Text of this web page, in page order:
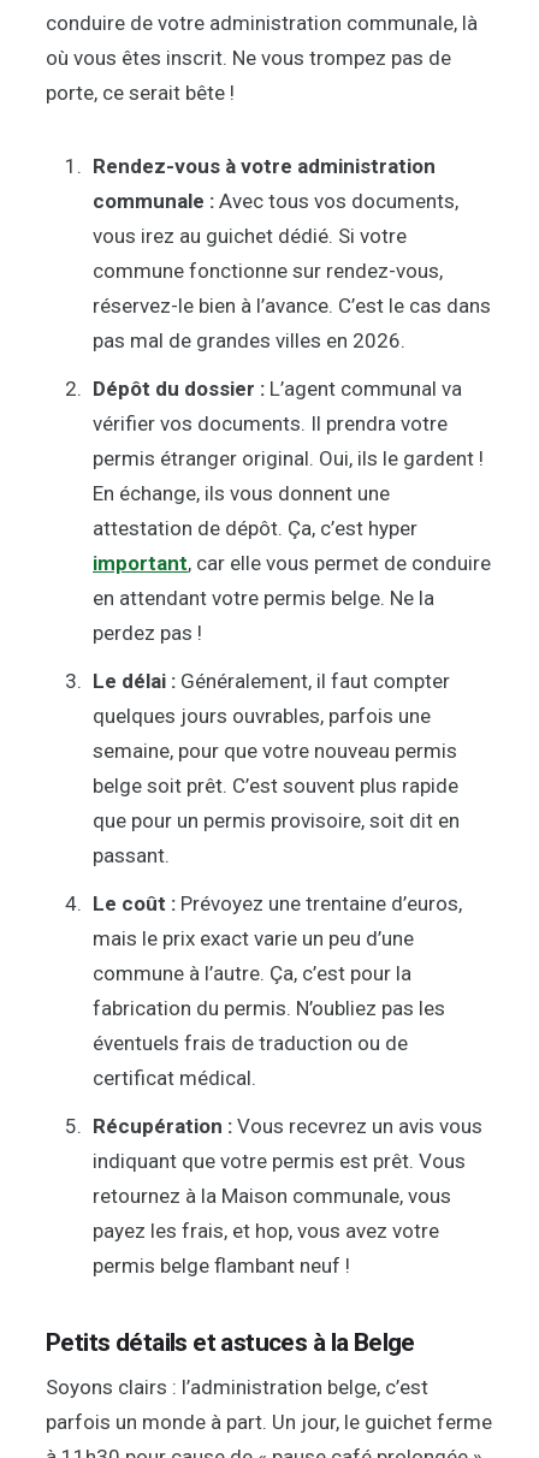
conduire de votre administration communale, là
où vous êtes inscrit. Ne vous trompez pas de
porte, ce serait bête !
Rendez-vous à votre administration
communale : Avec tous vos documents,
vous irez au guichet dédié. Si votre
commune fonctionne sur rendez-vous,
réservez-le bien à l’avance. C’est le cas dans
pas mal de grandes villes en 2026.
Dépôt du dossier : L’agent communal va
vérifier vos documents. Il prendra votre
permis étranger original. Oui, ils le gardent !
En échange, ils vous donnent une
attestation de dépôt. Ça, c’est hyper
important, car elle vous permet de conduire
en attendant votre permis belge. Ne la
perdez pas !
Le délai : Généralement, il faut compter
quelques jours ouvrables, parfois une
semaine, pour que votre nouveau permis
belge soit prêt. C’est souvent plus rapide
que pour un permis provisoire, soit dit en
passant.
Le coût : Prévoyez une trentaine d’euros,
mais le prix exact varie un peu d’une
commune à l’autre. Ça, c’est pour la
fabrication du permis. N’oubliez pas les
éventuels frais de traduction ou de
certificat médical.
Récupération : Vous recevrez un avis vous
indiquant que votre permis est prêt. Vous
retournez à la Maison communale, vous
payez les frais, et hop, vous avez votre
permis belge flambant neuf !
Petits détails et astuces à la Belge
Soyons clairs : l’administration belge, c’est
parfois un monde à part. Un jour, le guichet ferme